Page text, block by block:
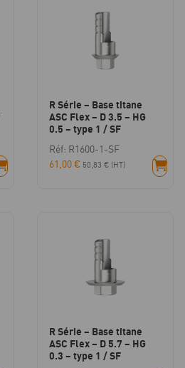
R Série – Base titane
ASC Flex – D 3.5 – HG
0.5 – type 1 / SF
Réf: R1600-1-SF
61,00€ 50,83 € (HT)
R Série – Base titane
ASC Flex – D 5.7 – HG
0.3 – type 1 / SF